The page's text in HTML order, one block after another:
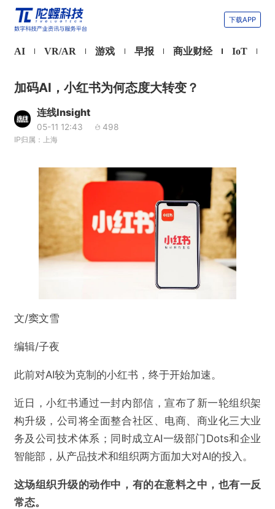
下载APP
AI VR/AR 游戏 早报 商业财经 IoT
加码AI，小红书为何态度大转变？
连线Insight
05-11 12:43 498
IP归属：上海
文/窦文雪
编辑/子夜
此前对AI较为克制的小红书，终于开始加速。
近日，小红书通过一封内部信，宣布了新一轮组织架
构升级，公司将全面整合社区、电商、商业化三大业
务及公司技术体系；同时成立AI一级部门Dots和企业
智能部，从产品技术和组织两方面加大对AI的投入。
这场组织升级的动作中，有的在意料之中，也有一反
常态。